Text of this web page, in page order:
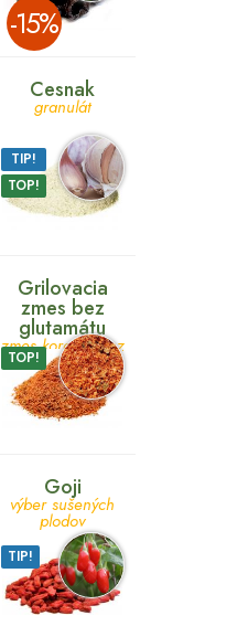
­-15%
Cesnak
granulát
TIP!
TOP!
Grilovacia
zmes bez
glutamátu
zmes korenín bez
glutamátu
TOP!
Goji
výber sušených
plodov
TIP!